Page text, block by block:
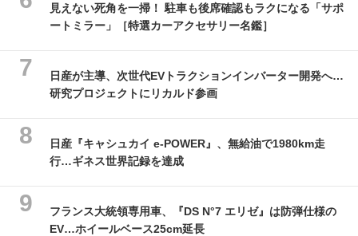
見えない死角を一掃！ 駐車も後席確認もラクになる「サポ
ートミラー」［特選カーアクセサリー名鑑］
日産が主導、次世代EVトラクションインバーター開発へ…
研究プロジェクトにリカルド参画
日産『キャシュカイ e-POWER』、無給油で1980km走
行…ギネス世界記録を達成
フランス大統領専用車、『DS N°7 エリゼ』は防弾仕様の
EV…ホイールベース25cm延長